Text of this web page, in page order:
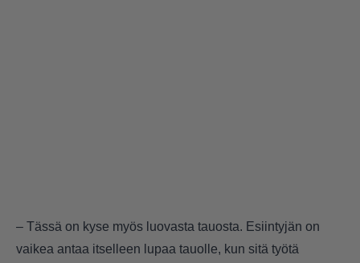
– Tässä on kyse myös luovasta tauosta. Esiintyjän on
vaikea antaa itselleen lupaa tauolle, kun sitä työtä